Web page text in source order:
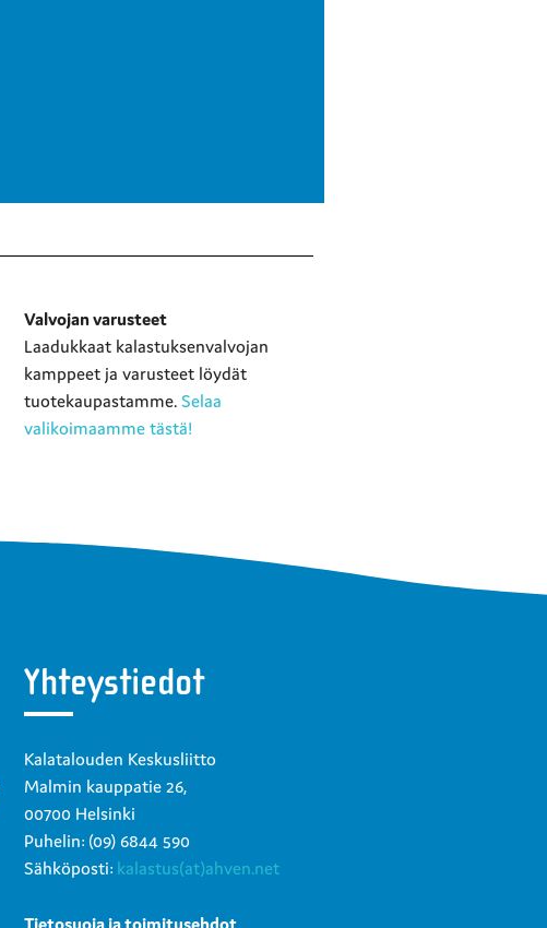
Valvojan varusteet
Laadukkaat kalastuksenvalvojan
kamppeet ja varusteet löydät
tuotekaupastamme. Selaa
valikoimaamme tästä!
Yhteystiedot
Kalatalouden Keskusliitto
Malmin kauppatie 26,
00700 Helsinki
Puhelin: (09) 6844 590
Sähköposti: kalastus(at)ahven.net
Tietosuoja ja toimitusehdot